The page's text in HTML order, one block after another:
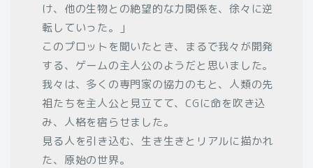
け、他の生物との絶望的な力関係を、徐々に逆
転していった。」
このプロットを聞いたとき、まるで我々が開発
する、ゲームの主人公のようだと思いました。
我々は、多くの専門家の協力のもと、人類の先
祖たちを主人公と見立てて、CGに命を吹き込
み、人格を宿らせました。
見る人を引き込む、生き生きとリアルに描かれ
た、原始の世界。